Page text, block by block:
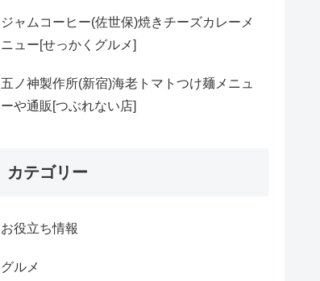
ジャムコーヒー(佐世保)焼きチーズカレーメ
ニュー[せっかくグルメ]
五ノ神製作所(新宿)海老トマトつけ麺メニュ
ーや通販[つぶれない店]
カテゴリー
お役立ち情報
グルメ